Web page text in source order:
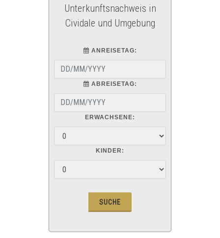
Unterkunftsnachweis in
Cividale und Umgebung
ANREISETAG:
ABREISETAG:
ERWACHSENE:
KINDER: